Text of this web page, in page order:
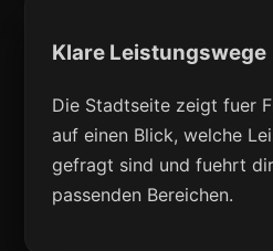
Klare Leistungswege
Die Stadtseite zeigt fuer
auf einen Blick, welche
gefragt sind und fuehrt
passenden Bereichen.